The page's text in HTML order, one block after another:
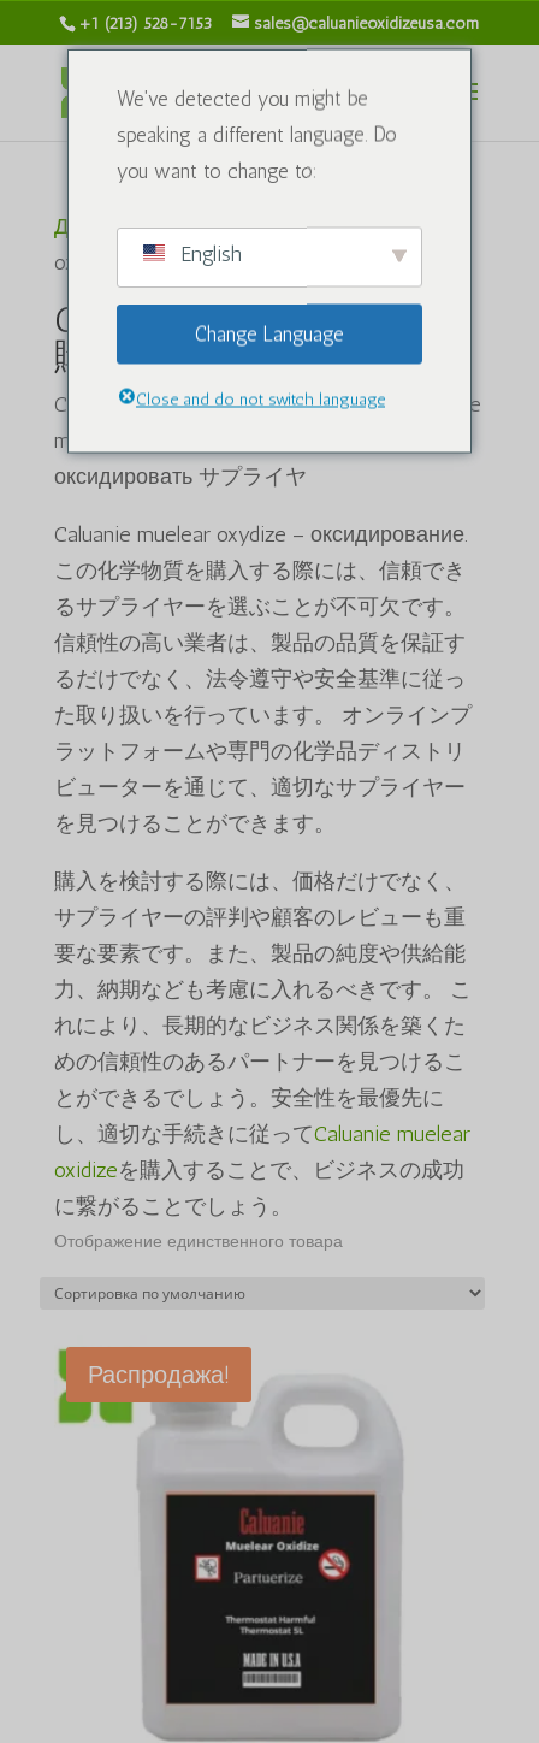
+1 (213) 528-7153 sales@caluanieoxidizeusa.com
Дом
/ Товары с меткой “Caluanie muelear
oxidizeを購入する”
Caluanie muelear oxydizeを
購入する
Caluanie muelear oxydizeを購入する, Caluanie
muelear oxydizeの購入場所Caluanie muelear
оксидировать サプライヤ
Caluanie muelear oxydize – оксидирование.
この化学物質を購入する際には、信頼でき
るサプライヤーを選ぶことが不可欠です。
信頼性の高い業者は、製品の品質を保証す
るだけでなく、法令遵守や安全基準に従っ
た取り扱いを行っています。 オンラインプ
ラットフォームや専門の化学品ディストリ
ビューターを通じて、適切なサプライヤー
を見つけることができます。
購入を検討する際には、価格だけでなく、
サプライヤーの評判や顧客のレビューも重
要な要素です。また、製品の純度や供給能
力、納期なども考慮に入れるべきです。 こ
れにより、長期的なビジネス関係を築くた
めの信頼性のあるパートナーを見つけるこ
とができるでしょう。安全性を最優先に
し、適切な手続きに従ってCaluanie muelear
oxidizeを購入することで、ビジネスの成功
に繋がることでしょう。
Отображение единственного товара
Распродажа!
We've detected you might be
speaking a different language. Do
you want to change to:
English
Change Language
Close and do not switch language